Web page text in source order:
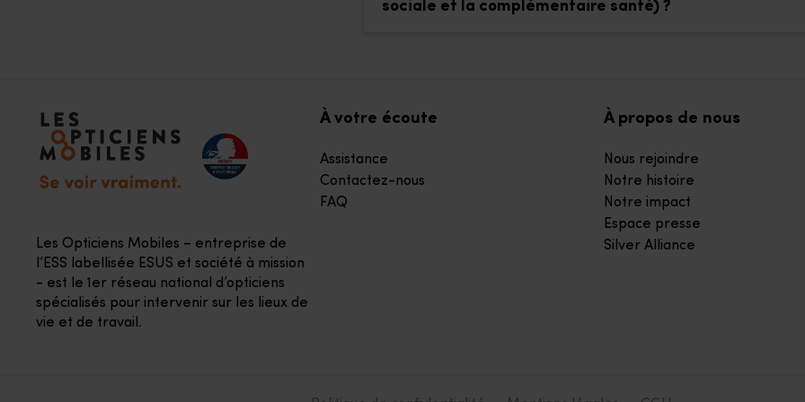
sociale et la complémentaire santé) ?
Accéder à notre page d'accueil
Les Opticiens Mobiles – entreprise de
l’ESS labellisée ESUS et société à mission
- est le 1er réseau national d’opticiens
spécialisés pour intervenir sur les lieux de
vie et de travail.
À votre écoute
Assistance
Contactez-nous
FAQ
À propos de nous
Nous rejoindre
Notre histoire
Notre impact
Espace presse
Silver Alliance